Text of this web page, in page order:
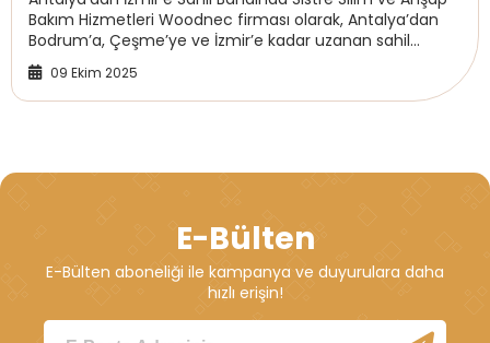
Bakım Hizmetleri Woodnec firması olarak, Antalya’dan
Bodrum’a, Çeşme’ye ve İzmir’e kadar uzanan sahil
bandında profesyonel sistre silim, ahşap ...
09 Ekim 2025
E-Bülten
E-Bülten aboneliği ile kampanya ve duyurulara daha
hızlı erişin!